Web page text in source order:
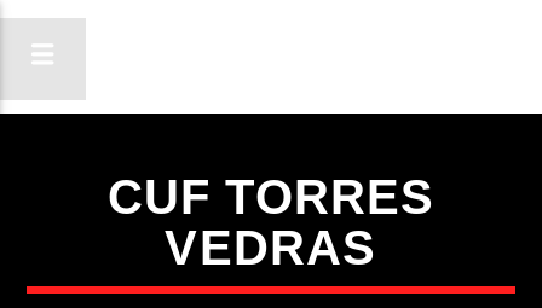
ON FM
LIGA-TE
CUF TORRES
VEDRAS